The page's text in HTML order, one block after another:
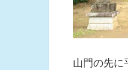
山門の先に